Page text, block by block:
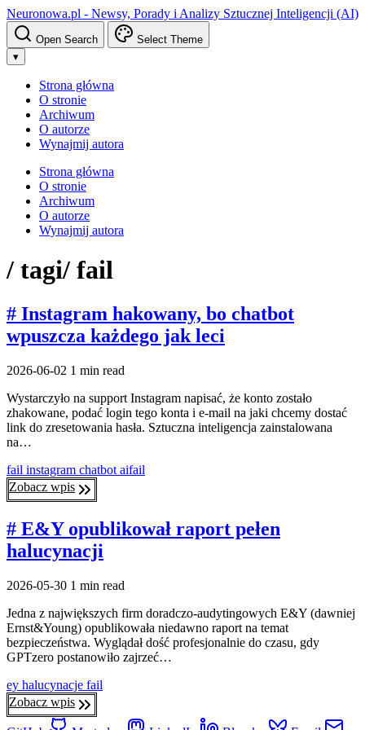
Neuronowa.pl - Newsy, Porady i Analizy Sztucznej Inteligencji (AI)
Open Search
Select Theme
▾
Strona główna
O stronie
Archiwum
O autorze
Wynajmij autora
Strona główna
O stronie
Archiwum
O autorze
Wynajmij autora
/ tagi/ fail
# Instagram hakowany, bo chatbot
wpuszcza każdego jak leci
2026-06-02 1 min read
Wystarczyło na support Instagram napisać, że konto zostało
zhakowane, podać login tego konta i e-mail na jaki chcemy dostać
link do zresetowania hasła. Sztuczna inteligencja zainstalowana
na…
fail instagram chatbot aifail
Zobacz wpis
# E&Y opublikował raport pełen
halucynacji
2026-05-30 1 min read
Jedna z największych firm doradczo-audytingowych E&Y (dawniej
Ernst&Young) opublikowała niedawno raport na temat
bezpieczeństwa. Wyglądał dość profesjonalnie do czasu, gdy
GPTzero postanowiło zajrzeć…
ey halucynacje fail
Zobacz wpis